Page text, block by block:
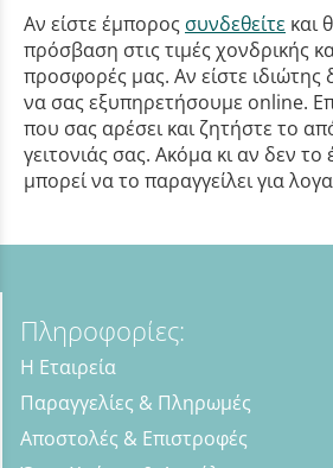
Αν είστε έμπορος συνδεθείτε και
πρόσβαση στις τιμές χονδρικής
προσφορές μας. Αν είστε
να σας εξυπηρετήσουμε online.
που σας αρέσει και ζητήστε το
γειτονιάς σας. Ακόμα κι αν δεν το
μπορεί να το παραγγείλει για
Πληροφορίες:
Η Εταιρεία
Παραγγελίες & Πληρωμές
Αποστολές & Επιστροφές